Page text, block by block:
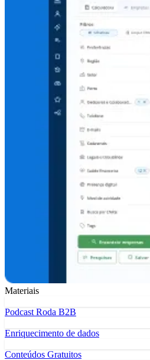
Materiais
Podcast Roda B2B
Enriquecimento de dados
Conteúdos Gratuitos